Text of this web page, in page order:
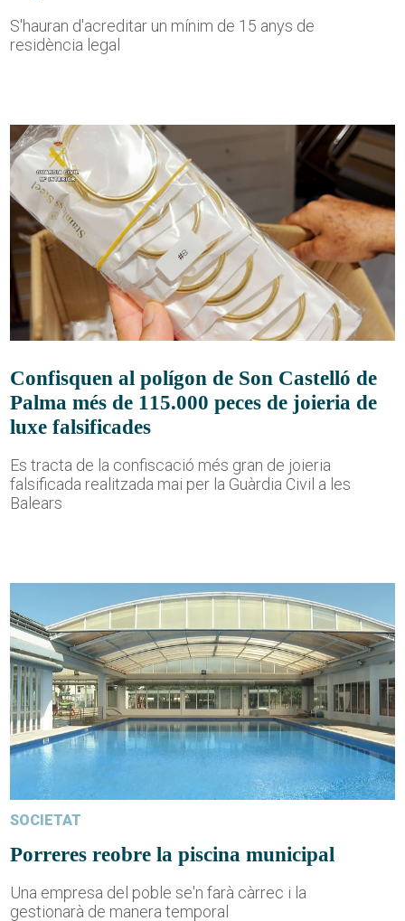
S'hauran d'acreditar un mínim de 15 anys de
residència legal
Confisquen al polígon de Son Castelló de
Palma més de 115.000 peces de joieria de
luxe falsificades
Es tracta de la confiscació més gran de joieria
falsificada realitzada mai per la Guàrdia Civil a les
Balears
SOCIETAT
Porreres reobre la piscina municipal
Una empresa del poble se'n farà càrrec i la
gestionarà de manera temporal